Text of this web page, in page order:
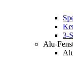
3-
Alu-